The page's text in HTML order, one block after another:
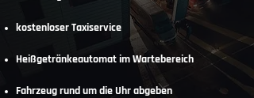
kostenloser Taxiservice
Heißgetränkeautomat im Wartebereich
Fahrzeug rund um die Uhr abgeben